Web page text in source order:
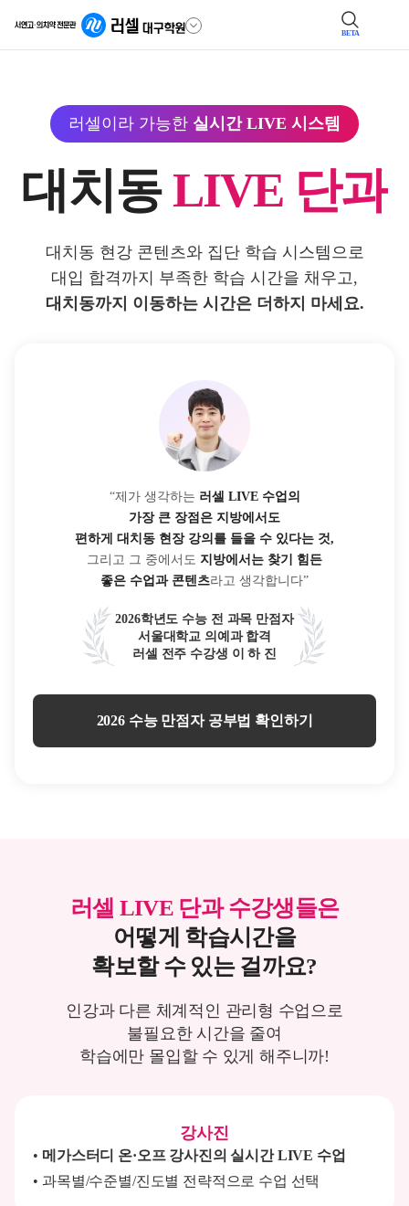
BETA
러셀이라 가능한 실시간 LIVE 시스템
대치동 LIVE 단과
대치동 현강 콘텐츠와 집단 학습 시스템으로
대입 합격까지 부족한 학습 시간을 채우고,
대치동까지 이동하는 시간은 더하지 마세요.
“제가 생각하는 러셀 LIVE 수업의
가장 큰 장점은 지방에서도
편하게 대치동 현장 강의를 들을 수 있다는 것,
그리고 그 중에서도 지방에서는 찾기 힘든
좋은 수업과 콘텐츠라고 생각합니다”
2026학년도 수능 전 과목 만점자
서울대학교 의예과 합격
러셀 전주 수강생 이 하 진
2026 수능 만점자 공부법 확인하기
러셀 LIVE 단과 수강생들은
어떻게 학습시간을
확보할 수 있는 걸까요?
인강과 다른 체계적인 관리형 수업으로
불필요한 시간을 줄여
학습에만 몰입할 수 있게 해주니까!
강사진
메가스터디 온·오프 강사진의 실시간 LIVE 수업
과목별/수준별/진도별 전략적으로 수업 선택